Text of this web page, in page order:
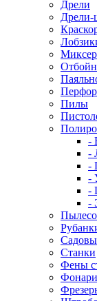
Дрели
Дрели-
Пилы
-
-
-
-
-
-
Станки
Фены